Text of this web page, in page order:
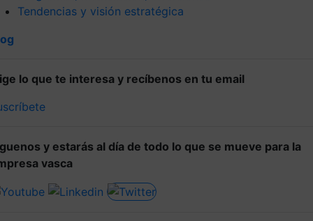
Tendencias y visión estratégica
lo que te interesa y recíbenos en tu email
y estarás al día de todo lo que se mueve para la
vasca